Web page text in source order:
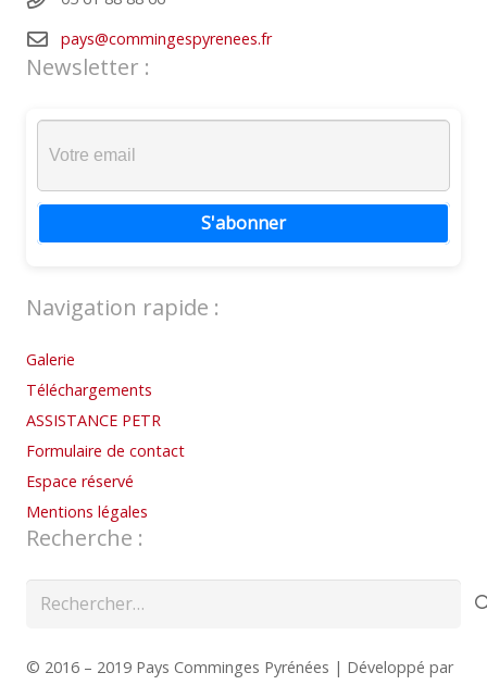
pays@commingespyrenees.fr
Newsletter :
S'abonner
Navigation rapide :
Galerie
Téléchargements
ASSISTANCE PETR
Formulaire de contact
Espace réservé
Mentions légales
Recherche :
© 2016 – 2019 Pays Comminges Pyrénées | Développé par